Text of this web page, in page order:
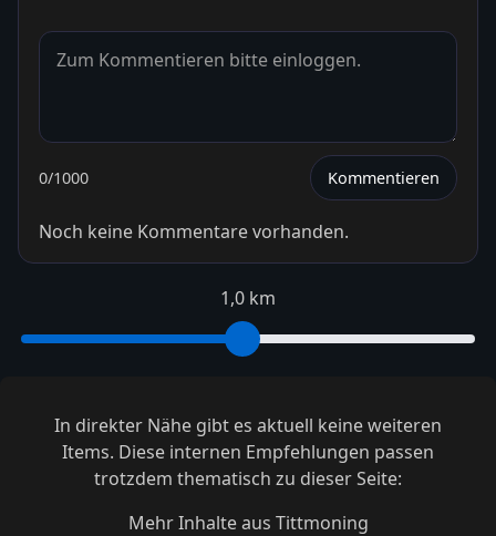
0/1000 Kommentieren
Noch keine Kommentare vorhanden.
1,0 km
In direkter Nähe gibt es aktuell keine weiteren
Items. Diese internen Empfehlungen passen
trotzdem thematisch zu dieser Seite:
Mehr Inhalte aus Tittmoning